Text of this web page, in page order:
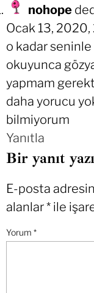
nohope
Ocak 13, 2020,
o kadar seninle
okuyunca
yapmam
daha yorucu
bilmiyorum
Yanıtla
Bir yanıt
E-posta
alanlar* ile
Yorum *